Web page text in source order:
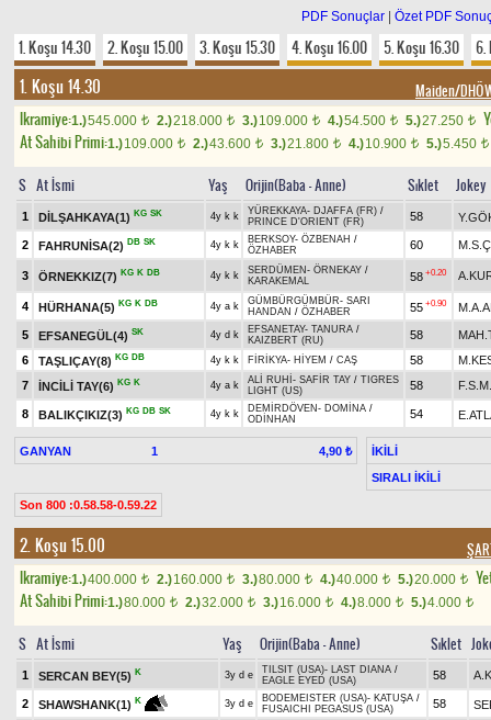
PDF Sonuçlar Özet PDF
1. Koşu 14.30 2. Koşu 15.00 3. Koşu 15.30 4. Koşu 16.00 5. Koşu 16.30 6.
1. Koşu 14.30 Maiden/
Ikramiye:1.)545.000 t 2.)218.000 t 3.)109.000 t 4.)54.500 t 5.)27.250 t
At Sahibi Primi:1.)109.000 t 2.)43.600 t 3.)21.800 t 4.)10.900 t 5.)5.450 t
S At İsmi Yaş Orijin(Baba - Anne) Sıklet Jokey
1 DİLŞAHKAYA(1) KG SK 4y k k YÜREKKAYA- DJAFFA (FR) /
PRINCE D'ORIENT (FR)
58
2 FAHRUNİSA(2) DB SK 4y k k BERKSOY- ÖZBENAH /
ÖZHABER
60
3 ÖRNEKKIZ(7) KG K DB 4y k k SERDÜMEN - ÖRNEKAY /
KARAKEMAL
58 +0.20
4 HÜRHANA(5) KG K DB 4y a k GÜMBÜRGÜMBÜR- SARI
HANDAN / ÖZHABER 55 +0.90
5 EFSANEGÜL(4) SK 4y d k EFSANETAY- TANURA /
KAIZBERT (RU)
58
6
TAŞLIÇAY(8) KG DB 4y k k FİRİKYA- HİYEM / CAŞ 58
7
İNCİLİ TAY(6) KG K 4y a k ALİ RUHİ - SAFİR TAY / TIGRES
LIGHT (US)
58
8 BALIKÇIKIZ(3) KG DB SK 4y k k DEMİRDÖVEN - DOMİNA /
ODİNHAN
54
GANYAN 1 4,90 ₺
İKİLİ
SIRALI İKİLİ
Son 800 :0.58.58-0.59.22
2. Koşu 15.00
Ikramiye:1.)400.000 t 2.)160.000 t 3.)80.000 t 4.)40.000 t 5.)20.000 t
At Sahibi Primi:1.)80.000 t 2.)32.000 t 3.)16.000 t 4.)8.000 t 5.)4.000 t
S At İsmi Yaş Orijin(Baba - Anne) Sıklet
1 SERCAN BEY(5) K 3y d e TILSIT (USA)- LAST DIANA /
EAGLE EYED (USA)
58
2 SHAWSHANK(1) K 3y d e BODEMEISTER (USA)- KATUŞA /
FUSAICHI PEGASUS (USA)
58